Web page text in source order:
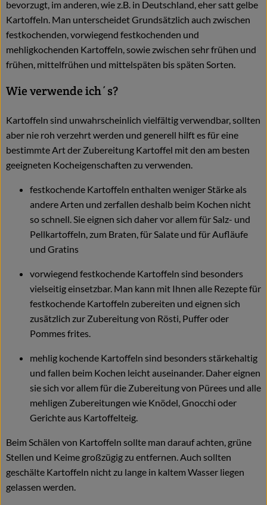
bevorzugt, im anderen, wie z.B. in Deutschland, eher satt gelbe
Kartoffeln. Man unterscheidet Grundsätzlich auch zwischen
festkochenden, vorwiegend festkochenden und
mehligkochenden Kartoffeln, sowie zwischen sehr frühen und
frühen, mittelfrühen und mittelspäten bis späten Sorten.
Wie verwende ich´s?
Kartoffeln sind unwahrscheinlich vielfältig verwendbar, sollten
aber nie roh verzehrt werden und generell hilft es für eine
bestimmte Art der Zubereitung Kartoffel mit den am besten
geeigneten Kocheigenschaften zu verwenden.
festkochende Kartoffeln enthalten weniger Stärke als
andere Arten und zerfallen deshalb beim Kochen nicht
so schnell. Sie eignen sich daher vor allem für Salz- und
Pellkartoffeln, zum Braten, für Salate und für Aufläufe
und Gratins
vorwiegend festkochende Kartoffeln sind besonders
vielseitig einsetzbar. Man kann mit Ihnen alle Rezepte für
festkochende Kartoffeln zubereiten und eignen sich
zusätzlich zur Zubereitung von Rösti, Puffer oder
Pommes frites.
mehlig kochende Kartoffeln sind besonders stärkehaltig
und fallen beim Kochen leicht auseinander. Daher eignen
sie sich vor allem für die Zubereitung von Pürees und alle
mehligen Zubereitungen wie Knödel, Gnocchi oder
Gerichte aus Kartoffelteig.
Beim Schälen von Kartoffeln sollte man darauf achten, grüne
Stellen und Keime großzügig zu entfernen. Auch sollten
geschälte Kartoffeln nicht zu lange in kaltem Wasser liegen
gelassen werden.